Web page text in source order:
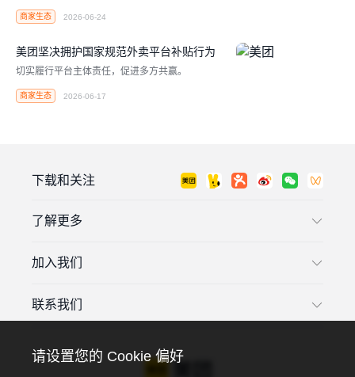
9家餐厅上榜。
商家生态 2026-06-24
美团坚决拥护国家规范外卖平台补贴行为
切实履行平台主体责任，促进多方共赢。
商家生态 2026-06-17
请设置您的 Cookie 偏好
了解更多
加入我们
联系我们
下载和关注